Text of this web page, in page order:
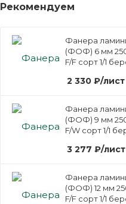
Рекомендуем
Фанера
(ФОФ) 6 мм
F/F сорт 1/1
2 330 ₽/лист
Фанера
(ФОФ) 9 мм
F/W сорт 1/1
3 277 ₽/лист
Фанера
(ФОФ) 12 мм
F/F сорт 1/1